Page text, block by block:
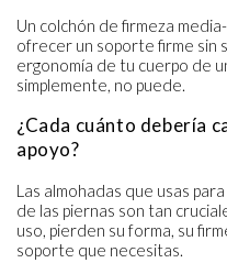
Un colchón de firmeza
ofrecer un soporte firme sin
ergonomía de tu cuerpo de
simplemente, no puede.
¿Cada cuánto debería
apoyo?
Las almohadas que usas
de las piernas son tan
uso, pierden su forma, su
soporte que necesitas.